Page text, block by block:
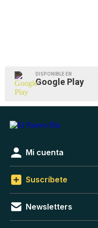
DISPONIBLE EN
Google Play
Mi cuenta
Suscríbete
Newsletters